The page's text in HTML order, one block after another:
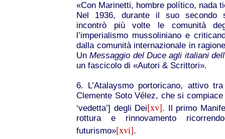
«Con Marinetti, hombre político, nada
Nel 1936, durante il suo secondo
incontrò più volte le comunità
l’imperialismo mussoliniano e
dalla comunità internazionale in
UnMessaggio del Duce agli italiani
un fascicolo di «Autori & Scrittori».
6. L’Atalaysmo portoricano, attivo
Clemente Soto Vélez, che si
‘vedetta’] degli Dei[xv]. Il primo
rottura e rinnovamento
futurismo»[xvi].